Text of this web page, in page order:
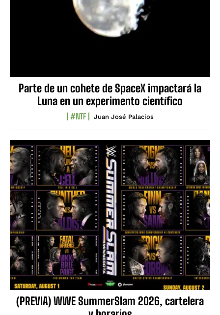
Parte de un cohete de SpaceX impactará la
Luna en un experimento científico
#NTF Juan José Palacios
(PREVIA) WWE SummerSlam 2026, cartelera